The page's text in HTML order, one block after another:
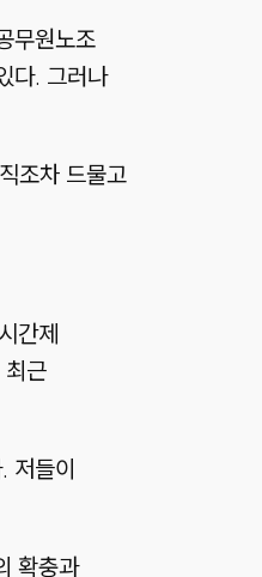
무원노조
다. 그러나
조차 드물고
간제
근
저들이
확충과